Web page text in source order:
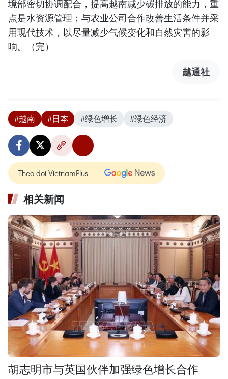
境部密切协调配合，提高越南减少碳排放的能力，重
点是水资源管理；与农业公司合作改善生活条件并采
用现代技术，以尽量减少气候变化和自然灾害的影
响。（完）
越通社
#越南 #日本 #绿色增长 #绿色经济
Theo dõi VietnamPlus
相关新闻
胡志明市与英国伙伴加强绿色增长合作